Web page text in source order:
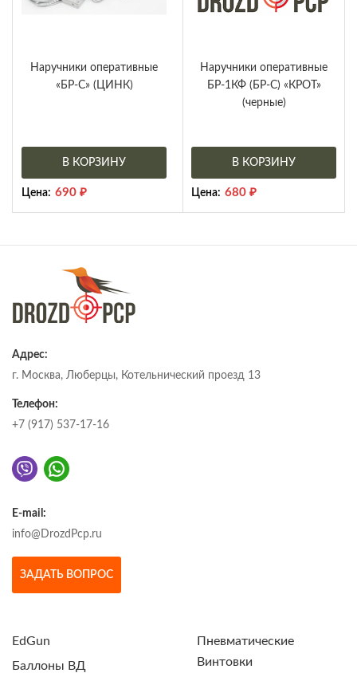
Наручники оперативные
«БР-С» (ЦИНК)
В КОРЗИНУ
Цена: 690 ₽
Наручники оперативные
БР-1КФ (БР-С) «КРОТ»
(черные)
В КОРЗИНУ
Цена: 680 ₽
Адрес:
г. Москва, Люберцы, Котельнический проезд 13
Телефон:
+7 (917) 537-17-16
E-mail:
info@DrozdPcp.ru
ЗАДАТЬ ВОПРОС
EdGun
Баллоны ВД
Пневматические
Винтовки